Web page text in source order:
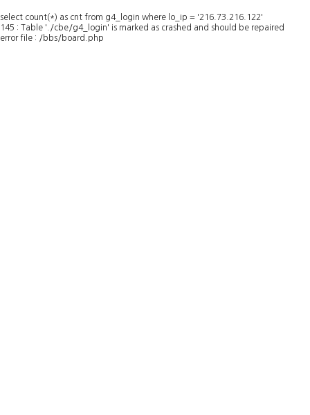
select count(*) as cnt from g4_login where lo_ip = '216.73.216.122'
145 : Table './cbe/g4_login' is marked as crashed and should be repaired
error file : /bbs/board.php